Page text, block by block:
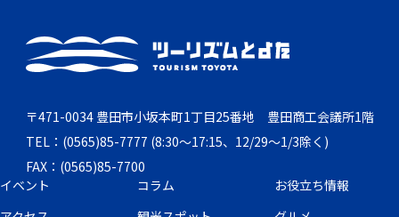
〒471-0034 豊田市小坂本町1丁目25番地 豊田商工会議所1階
TEL：(0565)85-7777 (8:30～17:15、12/29～1/3除く)
FAX：(0565)85-7700
イベント
コラム
お役立ち情報